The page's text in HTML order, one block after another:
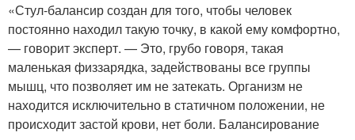
«Стул-балансир создан для того, чтобы человек
постоянно находил такую точку, в какой ему комфортно,
— говорит эксперт. — Это, грубо говоря, такая
маленькая физзарядка, задействованы все группы
мышц, что позволяет им не затекать. Организм не
находится исключительно в статичном положении, не
происходит застой крови, нет боли. Балансирование